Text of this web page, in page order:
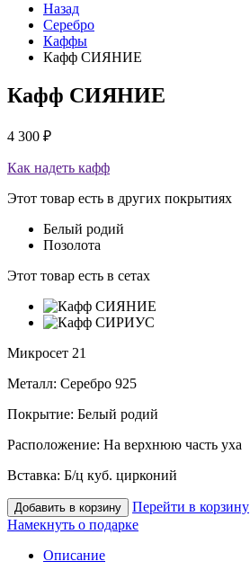
Назад
Серебро
Каффы
Кафф СИЯНИЕ
Кафф СИЯНИЕ
4 300 ₽
Как надеть кафф
Этот товар есть в других покрытиях
Белый родий
Позолота
Этот товар есть в сетах
Микросет 21
Металл: Серебро 925
Покрытие: Белый родий
Расположение: На верхнюю часть уха
Вставка: Б/ц куб. цирконий
Добавить в корзину
Перейти в корзину
Намекнуть о подарке
Описание